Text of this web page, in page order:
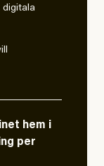
digitala
hem i
per